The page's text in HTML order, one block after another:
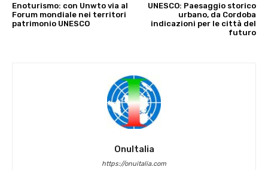
Enoturismo: con Unwto via al
Forum mondiale nei territori
patrimonio UNESCO
UNESCO: Paesaggio storico
urbano, da Cordoba
indicazioni per le città del
futuro
OnuItalia
https://onuitalia.com